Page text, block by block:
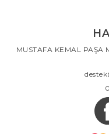
MUSTAFA KEMAL PAŞA